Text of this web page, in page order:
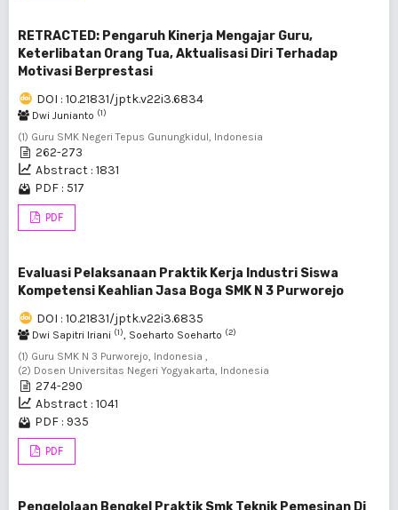
RETRACTED: Pengaruh Kinerja Mengajar Guru,
Keterlibatan Orang Tua, Aktualisasi Diri Terhadap
Motivasi Berprestasi
DOI : 10.21831/jptk.v22i3.6834
Dwi Junianto (1)
(1) Guru SMK Negeri Tepus Gunungkidul, Indonesia
262-273
Abstract : 1831
PDF : 517
PDF
Evaluasi Pelaksanaan Praktik Kerja Industri Siswa
Kompetensi Keahlian Jasa Boga SMK N 3 Purworejo
DOI : 10.21831/jptk.v22i3.6835
Dwi Sapitri Iriani (1), Soeharto Soeharto (2)
(1) Guru SMK N 3 Purworejo, Indonesia ,
(2) Dosen Universitas Negeri Yogyakarta, Indonesia
274-290
Abstract : 1041
PDF : 935
PDF
Pengelolaan Bengkel Praktik Smk Teknik Pemesinan Di